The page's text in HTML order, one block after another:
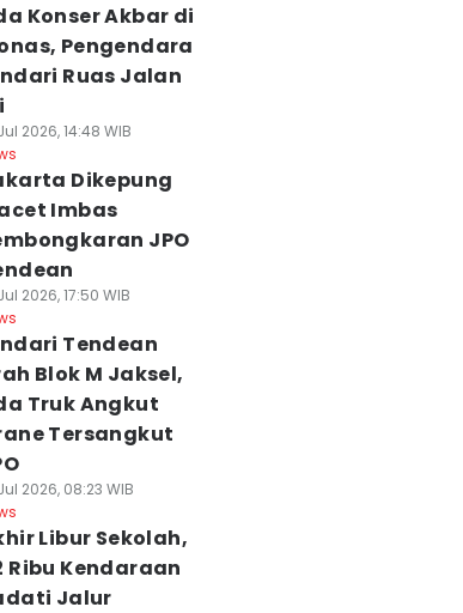
Konser Akbar di
Pengendara
Ruas Jalan
2026, 14:48 WIB
Dikepung
Imbas
JPO
2026, 17:50 WIB
Tendean
Blok M Jaksel,
Truk Angkut
Tersangkut
2026, 08:23 WIB
Libur Sekolah,
Ribu Kendaraan
Jalur